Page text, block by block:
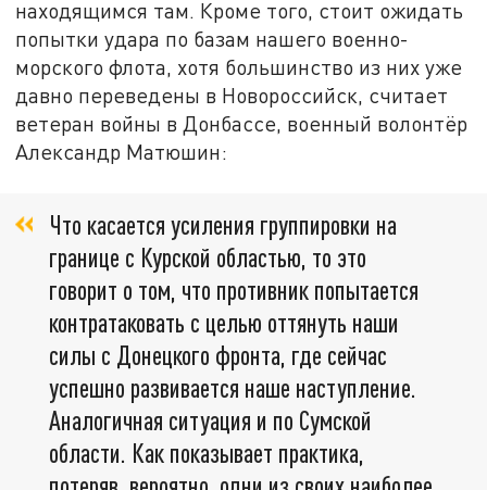
находящимся там. Кроме того, стоит ожидать
попытки удара по базам нашего военно-
морского флота, хотя большинство из них уже
давно переведены в Новороссийск, считает
ветеран войны в Донбассе, военный волонтёр
Александр Матюшин:
Что касается усиления группировки на
границе с Курской областью, то это
говорит о том, что противник попытается
контратаковать с целью оттянуть наши
силы с Донецкого фронта, где сейчас
успешно развивается наше наступление.
Аналогичная ситуация и по Сумской
области. Как показывает практика,